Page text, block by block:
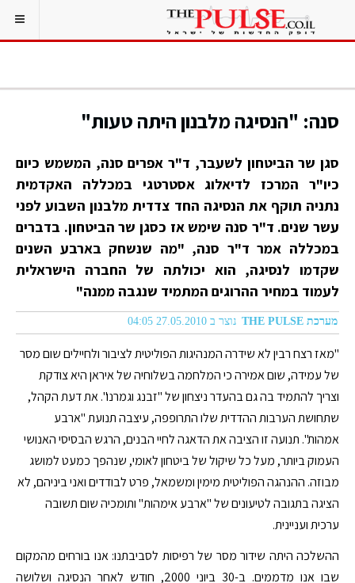
סנה: "הנסיגה מלבנון היתה טעות"
סגן שר הביטחון לשעבר, ד"ר אפרים סנה, המשמש כיום
כיו"ר המרכז לדיאלוג אסטרטגי במכללה האקדמית
נתניה תוקף את הנסיגה החד צדדית מלבנון השבוע לפני
עשר שנים. ד"ר סנה שימש אז כסגן שר הביטחון. בדברים
במכללה אמר ד"ר סנה, "מה שנשחק בארבע השנים
שקדמו לנסיגה, הוא יכולתה של החברה הישראלית
לעמוד במחיר ההרוגים המתמיד שנגבה ממנה"
מערכת THE PULSE נוצר ב 27.05.2010 04:05
"מאז רצח רבין לא שידרה המנהיגות הפוליטית לציבור ולחיילים שום מסר
של עמידה, שום אמירה כי המלחמה בשלוחיה של איראן היא צודקת
וצריך להתמיד בה גם בהעדר ניצחון של "זבנג וגמרנו". את דעת הקהל,
שתחושת הערבות ההדדית שלו התרופפה, עיצבה תנועת "ארבע
אמהות". תנועה זו הציבה את הדאגה לחיי הבנים, הרגש הבסיסי האנושי
העמוק ביותר, מעל כל שיקול של ביטחון לאומי, שנהפך כמעט למושג
מבוזה. ההנהגה הפוליטית מימין ומשמאל, פרט לבודדים ואני ביניהם, לא
הציגה בתגובה לטיעונים של "ארבע אימהות" ותומכיה שום תשובה
ערכית ועניינית.
ההשלכה היתה שידור מסר של רפיסות לסביבתנו: אנו בורחים מהמקום
שבו אנו מדממים. ב-30 ביוני 2000, חודש לאחר הנסיגה ושלושה